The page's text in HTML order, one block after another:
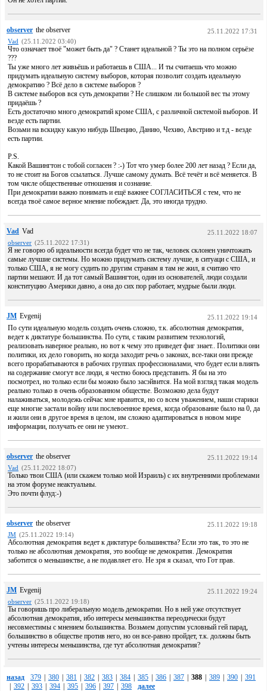
observer the observer
25.11.2022 17:31
Vad (25.11.2022 03:40)
Что означает твоё "может быть да" ? Станет идеальной ? Ты это на полном серьёзе
???
Ты уже много лет живьёшь и работаешь в США... И ты считаешь что можно
придумать идеальную систему выборов, которая позволит создать идеальную
демократию ? Всё дело в системе выборов ?
В системе выборов вся суть демократии ? Не слишком ли большой вес ты этому
придаёшь ?
Есть достаточно много демократий кроме США, с различной системой выборов. И
везде есть партии.
Возьми на вскидку какую нибудь Швецию, Данию, Чехию, Австрию и т.д - везде
есть партии.
P.S.
Какой Вашингтон с тобой согласен ? :-) Тот что умер более 200 лет назад ? Если да,
то не стоит на Богов ссылаться. Лучше самому думать. Всё течёт и всё меняется. В
том числе общественные отношения и сознание.
При демократии важно понимать и ещё важнее СОГЛАСИТЬСЯ с тем, что не
всегда твоё самое верное мнение побеждает. Да, это иногда трудно.
Vad Vad
25.11.2022 18:07
observer (25.11.2022 17:31)
Я не говорю об идеальности всегда будет что не так, человек склонен уничтожать
самые лучшие системы. Но можно придумать систему лучше, в ситуаци с США, и
только США, я не могу судить по другим странам я там не жил, я считаю что
партии мешают. И да тот самый Вашингтон, один из основателей, люди создали
конституцию Америки давно, а она до сих пор работает, мудрые были люди.
JM Evgenij 25.11.2022 19:14
По сути идеальную модель создать очень сложно, т.к. абсолютная демократия,
ведет к диктатуре большинства. По сути, с таким развитием технологий,
реализовать наверное реально, но вот к чему это приведет фиг знает.. Политики они
политики, их дело говорить, но когда заходит речь о законах, все-таки они прежде
всего прорабатываются в рабочих группах профессионалами, что будет если влиять
на содержание смогут все люди, я честно боюсь представить. Я бы на это
посмотрел, но только если бы можно было засэйвится. На мой взгляд такая модель
реально только в очень образованном обществе. Возможно дела будут
налаживаться, молодежь сейчас мне нравится, но со всем уважением, наши старики
еще многие застали войну или послевоенное время, когда образование было на 0, да
и жили они в другое время в целом, им сложно адаптироваться в новом мире
информации, получать ее они не умеют..
observer the observer
25.11.2022 19:14
Vad (25.11.2022 18:07)
Только твои США (или скажем только мой Израиль) с их внутренними проблемами
на этом форуме неактуальны.
Это почти флуд:-)
observer the observer
25.11.2022 19:18
JM (25.11.2022 19:14)
Абсолютная демократия ведет к диктатуре большинства? Если это так, то это не
только не абсолютная демократия, это вообще не демократия. Демократия
заботится о меньшинстве, а не подавляет его. Не зря я сказал, что Гот прав.
JM Evgenij
25.11.2022 19:24
observer (25.11.2022 19:18)
Ты говоришь про либеральную модель демократии. Но в ней уже отсутствует
абсолютная демократия, ибо интересы меньшинства переодически будут
несовместимы с мнением большинства. Возьмем допустим условный гей парад,
большинство в обществе против него, но он все-равно пройдет, т.к. должны быть
учтены интересы меньшинства, где тут абсолютная демократия?
назад 379 380 381 382 383 384 385 386 387 388 389 390
391
392 393 394 395 396 397 398 далее